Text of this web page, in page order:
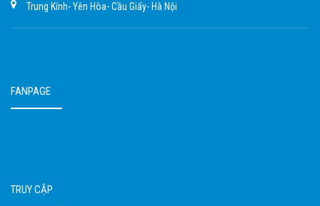
Trung Kính- Yên Hòa- Cầu Giấy- Hà Nội
FANPAGE
TRUY CẬP